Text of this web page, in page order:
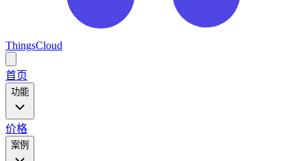
ThingsCloud
main
menu
首页
功能
价格
案例